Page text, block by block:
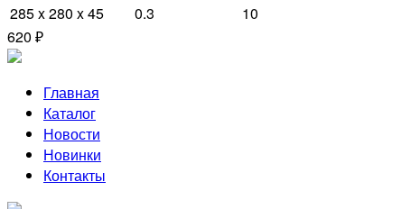
285 x 280 x 45
0.3
10
620 ₽
Главная
Каталог
Новости
Новинки
Контакты